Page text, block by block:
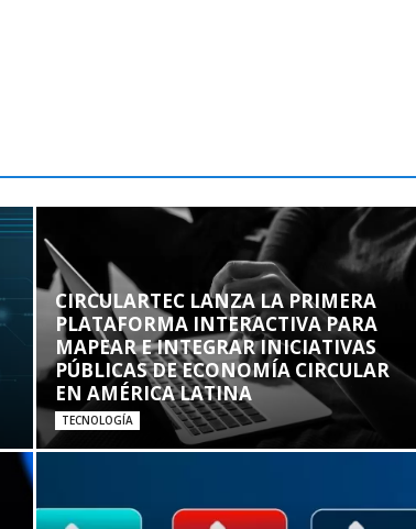
CIRCULARTEC LANZA LA PRIMERA
PLATAFORMA INTERACTIVA PARA
MAPEAR E INTEGRAR INICIATIVAS
PÚBLICAS DE ECONOMÍA CIRCULAR
EN AMÉRICA LATINA
TECNOLOGÍA